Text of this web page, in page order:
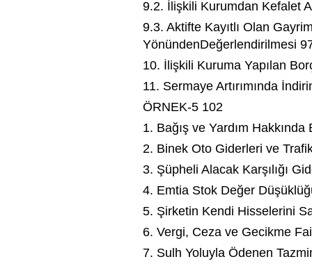
9.2. İlişkili Kurumdan Kefalet
9.3. Aktifte Kayıtlı Olan
YönündenDeğerlendirilmesi
10. İlişkili Kuruma Yapılan
11. Sermaye Artırımında
ÖRNEK-5 102
1. Bağış ve Yardım Hakkında
2. Binek Oto Giderleri ve
3. Şüpheli Alacak Karşılığı
4. Emtia Stok Değer
5. Şirketin Kendi Hisselerini
6. Vergi, Ceza ve Gecikme
7. Sulh Yoluyla Ödenen